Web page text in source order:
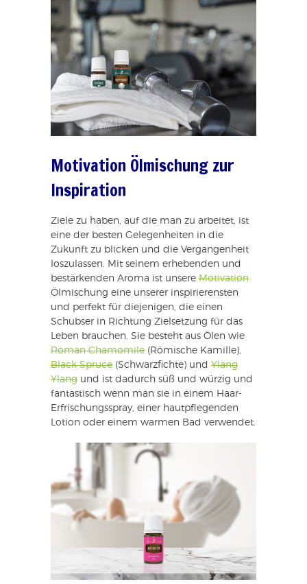
Motivation Ölmischung zur
Inspiration
Ziele zu haben, auf die man zu arbeitet, ist
eine der besten Gelegenheiten in die
Zukunft zu blicken und die Vergangenheit
loszulassen. Mit seinem erhebenden und
bestärkenden Aroma ist unsere Motivation
Ölmischung eine unserer inspirierensten
und perfekt für diejenigen, die einen
Schubser in Richtung Zielsetzung für das
Leben brauchen. Sie besteht aus Ölen wie
Roman Chamomile (Römische Kamille),
Black Spruce (Schwarzfichte) und Ylang
Ylang und ist dadurch süß und würzig und
fantastisch wenn man sie in einem Haar-
Erfrischungsspray, einer hautpflegenden
Lotion oder einem warmen Bad verwendet.